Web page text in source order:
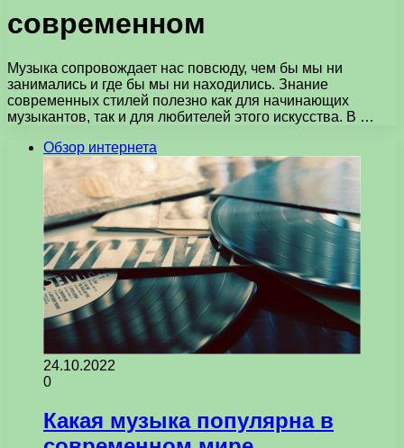
современном
Музыка сопровождает нас повсюду, чем бы мы ни
занимались и где бы мы ни находились. Знание
современных стилей полезно как для начинающих
музыкантов, так и для любителей этого искусства. В …
Обзор интернета
24.10.2022
0
Какая музыка популярна в